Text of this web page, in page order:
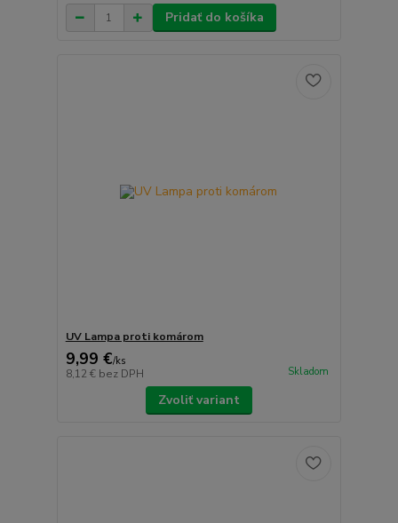
Pridať do košíka
UV Lampa proti komárom
9,99 €/ks
8,12 € bez DPH Skladom
Zvoliť variant